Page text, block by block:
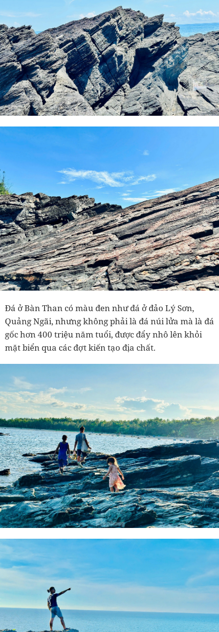
Đá ở Bàn Than có màu đen như đá ở đảo Lý Sơn,
Quảng Ngãi, nhưng không phải là đá núi lửa mà là đá
gốc hơn 400 triệu năm tuổi, được đẩy nhô lên khỏi
mặt biển qua các đợt kiến tạo địa chất.